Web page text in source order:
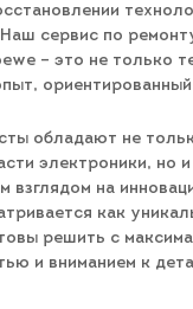
сервис по
– это не только
ориентированный
обладают не
электроники, но и
взглядом на
как
решить с
и вниманием к